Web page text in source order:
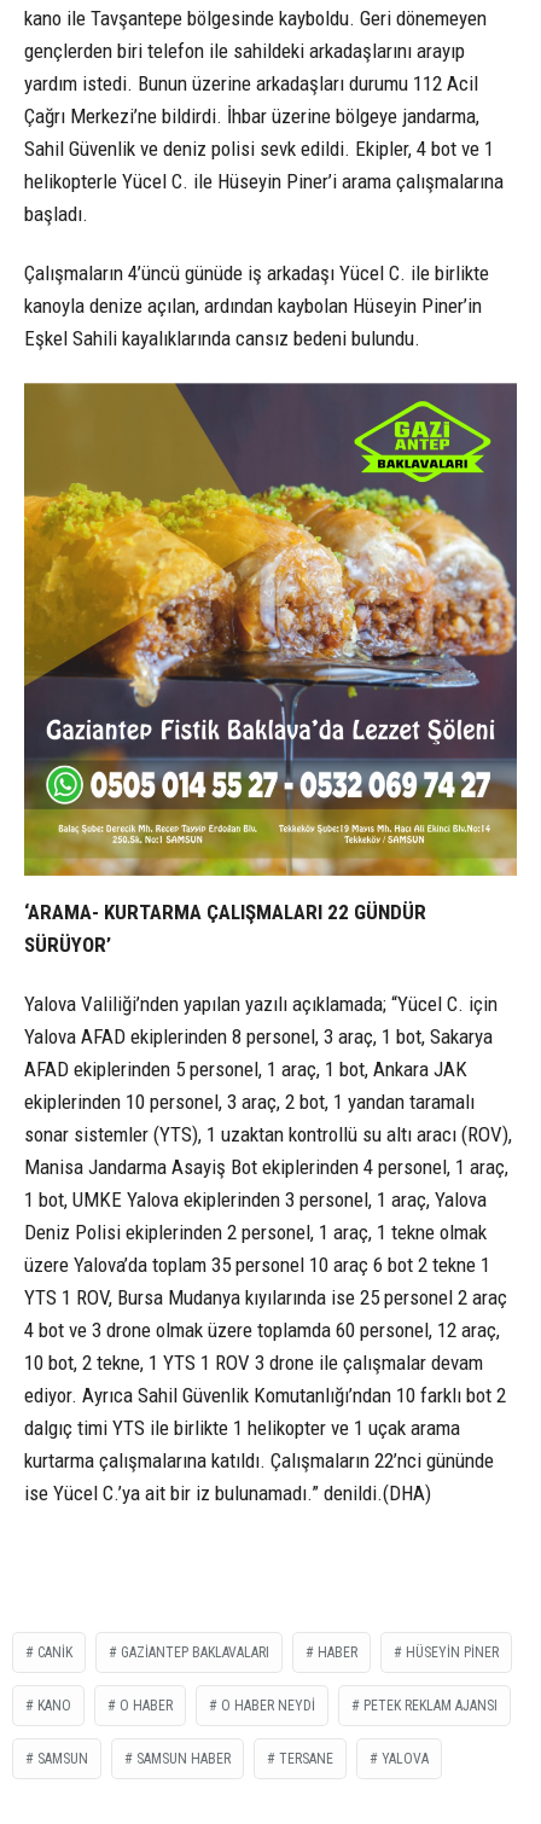
kano ile Tavşantepe bölgesinde kayboldu. Geri dönemeyen
gençlerden biri telefon ile sahildeki arkadaşlarını arayıp
yardım istedi. Bunun üzerine arkadaşları durumu 112 Acil
Çağrı Merkezi’ne bildirdi. İhbar üzerine bölgeye jandarma,
Sahil Güvenlik ve deniz polisi sevk edildi. Ekipler, 4 bot ve 1
helikopterle Yücel C. ile Hüseyin Piner’i arama çalışmalarına
başladı.
Çalışmaların 4’üncü günüde iş arkadaşı Yücel C. ile birlikte
kanoyla denize açılan, ardından kaybolan Hüseyin Piner’in
Eşkel Sahili kayalıklarında cansız bedeni bulundu.
‘ARAMA- KURTARMA ÇALIŞMALARI 22 GÜNDÜR
SÜRÜYOR’
Yalova Valiliği’nden yapılan yazılı açıklamada; “Yücel C. için
Yalova AFAD ekiplerinden 8 personel, 3 araç, 1 bot, Sakarya
AFAD ekiplerinden 5 personel, 1 araç, 1 bot, Ankara JAK
ekiplerinden 10 personel, 3 araç, 2 bot, 1 yandan taramalı
sonar sistemler (YTS), 1 uzaktan kontrollü su altı aracı (ROV),
Manisa Jandarma Asayiş Bot ekiplerinden 4 personel, 1 araç,
1 bot, UMKE Yalova ekiplerinden 3 personel, 1 araç, Yalova
Deniz Polisi ekiplerinden 2 personel, 1 araç, 1 tekne olmak
üzere Yalova’da toplam 35 personel 10 araç 6 bot 2 tekne 1
YTS 1 ROV, Bursa Mudanya kıyılarında ise 25 personel 2 araç
4 bot ve 3 drone olmak üzere toplamda 60 personel, 12 araç,
10 bot, 2 tekne, 1 YTS 1 ROV 3 drone ile çalışmalar devam
ediyor. Ayrıca Sahil Güvenlik Komutanlığı’ndan 10 farklı bot 2
dalgıç timi YTS ile birlikte 1 helikopter ve 1 uçak arama
kurtarma çalışmalarına katıldı. Çalışmaların 22’nci gününde
ise Yücel C.’ya ait bir iz bulunamadı.” denildi.(DHA)
CANİK GAZİANTEP BAKLAVALARI HABER HÜSEYİN PİNER
KANO O HABER O HABER NEYDİ PETEK REKLAM AJANSI
SAMSUN SAMSUN HABER TERSANE YALOVA